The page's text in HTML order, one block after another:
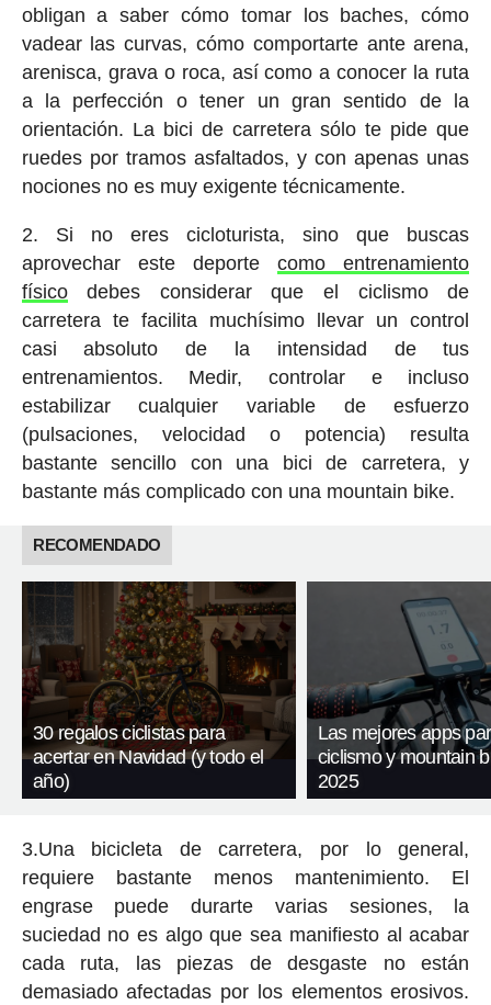
obligan a saber cómo tomar los baches, cómo
vadear las curvas, cómo comportarte ante arena,
arenisca, grava o roca, así como a conocer la ruta
a la perfección o tener un gran sentido de la
orientación. La bici de carretera sólo te pide que
ruedes por tramos asfaltados, y con apenas unas
nociones no es muy exigente técnicamente.
2. Si no eres cicloturista, sino que buscas
aprovechar este deportecomo entrenamiento
físicodebes considerar que el ciclismo de
carretera te facilita muchísimo llevar un control
casi absoluto de la intensidad de tus
entrenamientos. Medir, controlar e incluso
estabilizar cualquier variable de esfuerzo
(pulsaciones, velocidad o potencia) resulta
bastante sencillo con una bici de carretera, y
bastante más complicado con una mountain bike.
RECOMENDADO
30 regalos ciclistas para
acertar en Navidad (y todo el
año)
Las mejores apps
ciclismo y mountain
2025
3.Una bicicleta de carretera, por lo general,
requiere bastante menos mantenimiento. El
engrase puede durarte varias sesiones, la
suciedad no es algo que sea manifiesto al acabar
cada ruta, las piezas de desgaste no están
demasiado afectadas por los elementos erosivos.